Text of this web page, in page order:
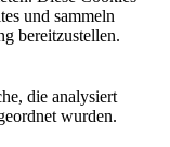
und sammeln
bereitzustellen.
die analysiert
wurden.